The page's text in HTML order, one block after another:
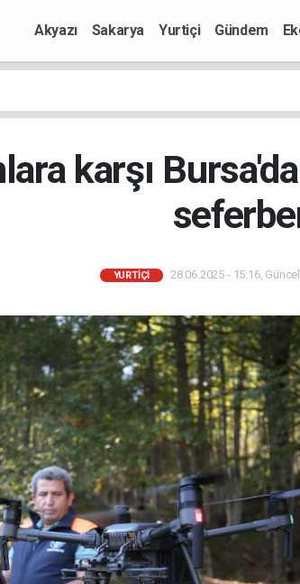
Akyazı Sakarya Yurtiçi Gündem
karşı
YURTIÇI 28.06.2025 - 15:16,